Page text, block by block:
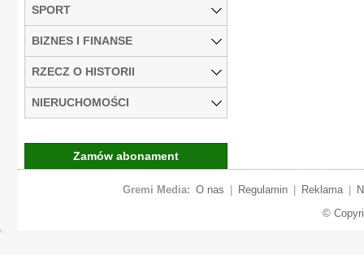
SPORT
BIZNES I FINANSE
RZECZ O HISTORII
NIERUCHOMOŚCI
Zamów abonament
Gremi Media: O nas Regulamin Reklama
©